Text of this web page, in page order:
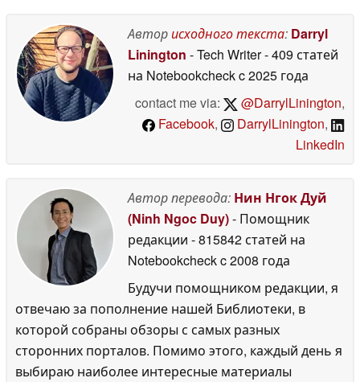
11 IoT Enterprise LTSC
04 June 2026
2026
Авторисходного текста: Darryl
Linington - Tech Writer- 409 статей
на Notebookcheckc 2025 года
contact me via:
@DarrylLinington,
Facebook, DarrylLinington,
LinkedIn
Автор перевода: Нин Нгок Дуй
(Ninh Ngoc Duy)- Помощник
редакции - 815842 статей на
Notebookcheckc 2008 года
Будучи помощником редакции, я
отвечаю за пополнение нашей Библиотеки, в
которой собраны обзоры с самых разных
сторонних порталов. Помимо этого, каждый день я
выбираю наиболее интересные материалы